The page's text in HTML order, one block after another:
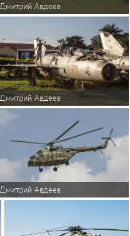
Дмитрий Авдеев
Авдеев
Дмитрий Авдеев